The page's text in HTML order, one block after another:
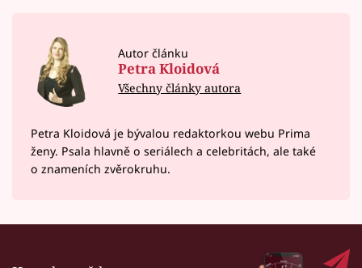
Autor článku
Petra Kloidová
Všechny články autora
Petra Kloidová je bývalou redaktorkou webu Prima
ženy. Psala hlavně o seriálech a celebritách, ale také
o znameních zvěrokruhu.